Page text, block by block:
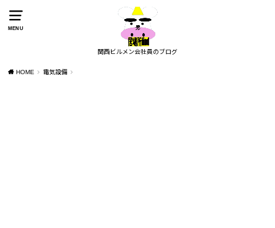
MENU
関西ビルメン会社員のブログ
HOME 電気設備